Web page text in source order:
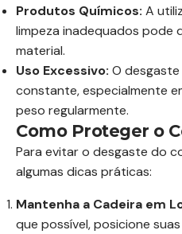
Produtos Químicos: A
limpeza inadequados pode
material.
Uso Excessivo: O
constante, especialmente
peso regularmente.
Como Proteger o
Para evitar o desgaste do
algumas dicas práticas:
Mantenha a Cadeira em
que possível, posicione